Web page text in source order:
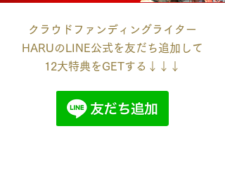
クラウドファンディングライター
HARUのLINE公式を友だち追加して
12大特典をGETする↓↓↓